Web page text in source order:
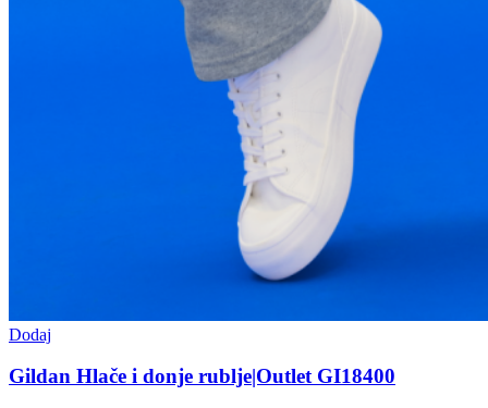
Dodaj
Gildan Hlače i donje rublje|Outlet GI18400